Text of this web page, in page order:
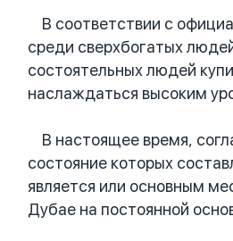
В соответствии с
среди сверхбогатых
состоятельных людей
наслаждаться высоким
В настоящее время,
состояние которых
является или основным
Дубае на постоянной